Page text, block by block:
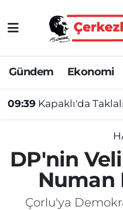
Gündem Ekonomi
09:39 Kapaklı'da
DP'nin
Numan
Çorlu'ya
Asayiş
Ekonomi
Gündem
Kültür&Sanat
Manşet
Tekirdağ
Tekirdağ Hava
Tekirdağ Namaz
Tekirdağ Trafik
Süper Lig Puan
Tüm Manşetler